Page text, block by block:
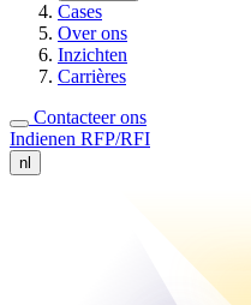
Cases
Over ons
Inzichten
Carrières
Contacteer ons
Indienen RFP/RFI
nl